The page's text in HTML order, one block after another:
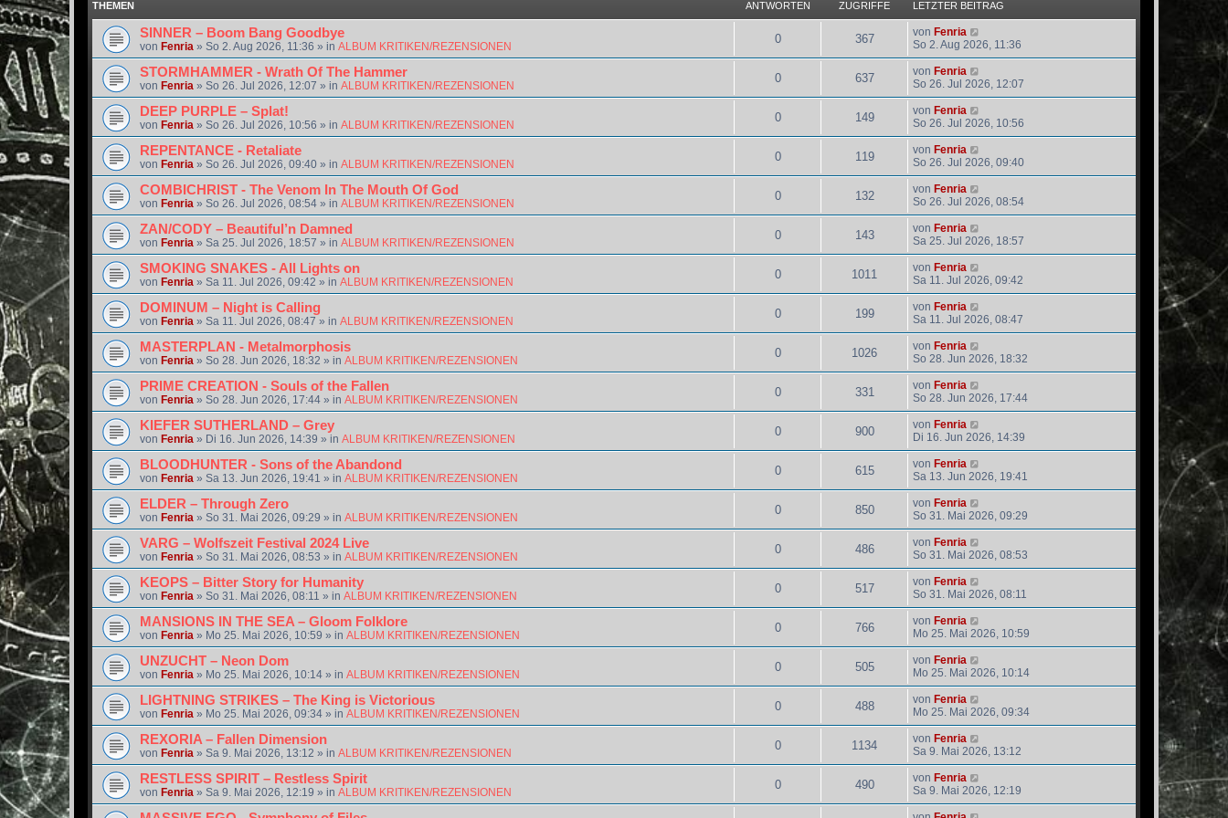
THEMEN ANTWORTEN ZUGRIFFE LETZTER BEITRAG
SINNER – Boom Bang Goodbye
von Fenria » So 2. Aug 2026, 11:36 » in ALBUM KRITIKEN/REZENSIONEN
0 367 von Fenria
So 2. Aug 2026, 11:36
STORMHAMMER - Wrath Of The Hammer
von Fenria » So 26. Jul 2026, 12:07 » in ALBUM KRITIKEN/REZENSIONEN
0 637 von Fenria
So 26. Jul 2026, 12:07
DEEP PURPLE – Splat!
von Fenria » So 26. Jul 2026, 10:56 » in ALBUM KRITIKEN/REZENSIONEN
0 149 von Fenria
So 26. Jul 2026, 10:56
REPENTANCE - Retaliate
von Fenria » So 26. Jul 2026, 09:40 » in ALBUM KRITIKEN/REZENSIONEN
0 119 von Fenria
So 26. Jul 2026, 09:40
COMBICHRIST - The Venom In The Mouth Of God
von Fenria » So 26. Jul 2026, 08:54 » in ALBUM KRITIKEN/REZENSIONEN
0 132 von Fenria
So 26. Jul 2026, 08:54
ZAN/CODY – Beautiful’n Damned
von Fenria » Sa 25. Jul 2026, 18:57 » in ALBUM KRITIKEN/REZENSIONEN
0 143 von Fenria
Sa 25. Jul 2026, 18:57
SMOKING SNAKES - All Lights on
von Fenria » Sa 11. Jul 2026, 09:42 » in ALBUM KRITIKEN/REZENSIONEN
0 1011 von Fenria
Sa 11. Jul 2026, 09:42
DOMINUM – Night is Calling
von Fenria » Sa 11. Jul 2026, 08:47 » in ALBUM KRITIKEN/REZENSIONEN
0 199 von Fenria
Sa 11. Jul 2026, 08:47
MASTERPLAN - Metalmorphosis
von Fenria » So 28. Jun 2026, 18:32 » in ALBUM KRITIKEN/REZENSIONEN
0 1026 von Fenria
So 28. Jun 2026, 18:32
PRIME CREATION - Souls of the Fallen
von Fenria » So 28. Jun 2026, 17:44 » in ALBUM KRITIKEN/REZENSIONEN
0 331 von Fenria
So 28. Jun 2026, 17:44
KIEFER SUTHERLAND – Grey
von Fenria » Di 16. Jun 2026, 14:39 » in ALBUM KRITIKEN/REZENSIONEN
0 900 von Fenria
Di 16. Jun 2026, 14:39
BLOODHUNTER - Sons of the Abandond
von Fenria » Sa 13. Jun 2026, 19:41 » in ALBUM KRITIKEN/REZENSIONEN
0 615 von Fenria
Sa 13. Jun 2026, 19:41
ELDER – Through Zero
von Fenria » So 31. Mai 2026, 09:29 » in ALBUM KRITIKEN/REZENSIONEN
0 850 von Fenria
So 31. Mai 2026, 09:29
VARG – Wolfszeit Festival 2024 Live
von Fenria » So 31. Mai 2026, 08:53 » in ALBUM KRITIKEN/REZENSIONEN
0 486 von Fenria
So 31. Mai 2026, 08:53
KEOPS – Bitter Story for Humanity
von Fenria » So 31. Mai 2026, 08:11 » in ALBUM KRITIKEN/REZENSIONEN
0 517 von Fenria
So 31. Mai 2026, 08:11
MANSIONS IN THE SEA – Gloom Folklore
von Fenria » Mo 25. Mai 2026, 10:59 » in ALBUM KRITIKEN/REZENSIONEN
0 766 von Fenria
Mo 25. Mai 2026, 10:59
UNZUCHT – Neon Dom
von Fenria » Mo 25. Mai 2026, 10:14 » in ALBUM KRITIKEN/REZENSIONEN
0 505 von Fenria
Mo 25. Mai 2026, 10:14
LIGHTNING STRIKES – The King is Victorious
von Fenria » Mo 25. Mai 2026, 09:34 » in ALBUM KRITIKEN/REZENSIONEN
0 488 von Fenria
Mo 25. Mai 2026, 09:34
REXORIA – Fallen Dimension
von Fenria » Sa 9. Mai 2026, 13:12 » in ALBUM KRITIKEN/REZENSIONEN
0 1134 von Fenria
Sa 9. Mai 2026, 13:12
RESTLESS SPIRIT – Restless Spirit
von Fenria » Sa 9. Mai 2026, 12:19 » in ALBUM KRITIKEN/REZENSIONEN
0 490 von Fenria
Sa 9. Mai 2026, 12:19